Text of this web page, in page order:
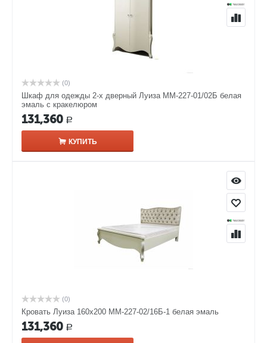
(0)
Шкаф для одежды 2-х дверный Луиза ММ-227-01/02Б белая
эмаль с кракелюром
131,360 Р
КУПИТЬ
(0)
Кровать Луиза 160х200 ММ-227-02/16Б-1 белая эмаль
131,360 Р